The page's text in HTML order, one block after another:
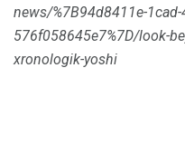
news/%7B94d8411e-
576f058645e7%7D/look-
xronologik-yoshi